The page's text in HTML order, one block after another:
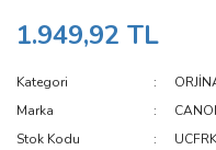
1.949,92 TL
Kategori
Marka
Stok Kodu